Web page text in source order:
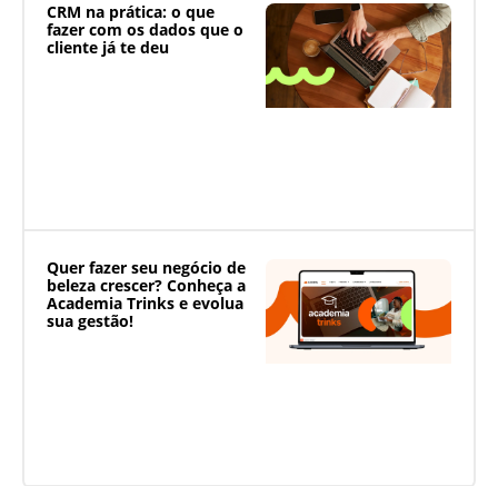
CRM na prática: o que
fazer com os dados que o
cliente já te deu
Quer fazer seu negócio de
beleza crescer? Conheça a
Academia Trinks e evolua
sua gestão!